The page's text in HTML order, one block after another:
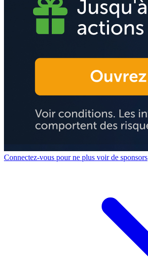
Connectez-vous pour ne plus voir de sponsors